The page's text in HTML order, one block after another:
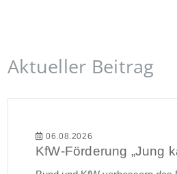
Aktueller Beitrag
06.08.2026